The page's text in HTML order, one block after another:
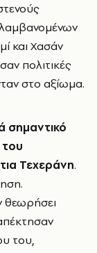
και Χασάν
πολιτικές
στο αξίωμα.
σημαντικό
Τεχεράνη.
θεωρήσει
του,